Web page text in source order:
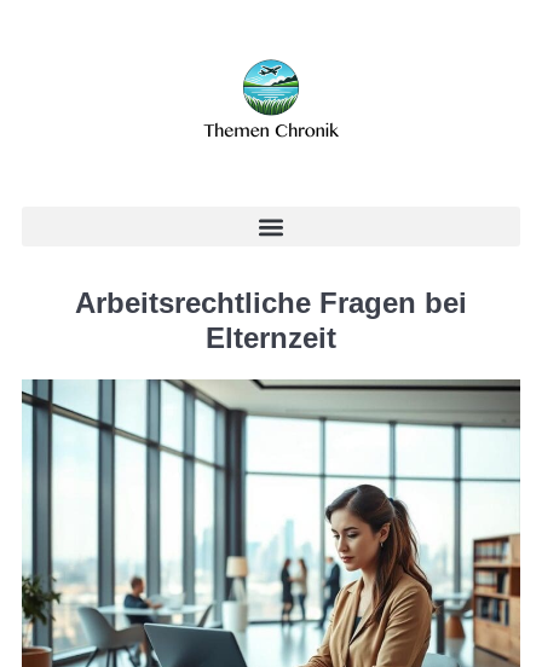
Arbeitsrechtliche Fragen bei
Elternzeit